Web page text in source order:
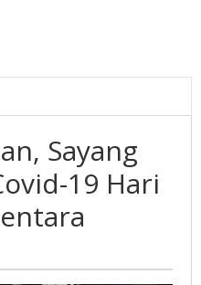
Sayang
19 Hari